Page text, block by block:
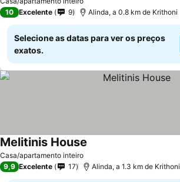
10 Excelente 9 Alinda, a 0.8 km de Krithoni
Selecione as datas para ver os preços
exatos.
Casa/apartamento inteiro
Melitinis House
9,9 Excelente 17 Alinda, a 1.3 km de Krithoni